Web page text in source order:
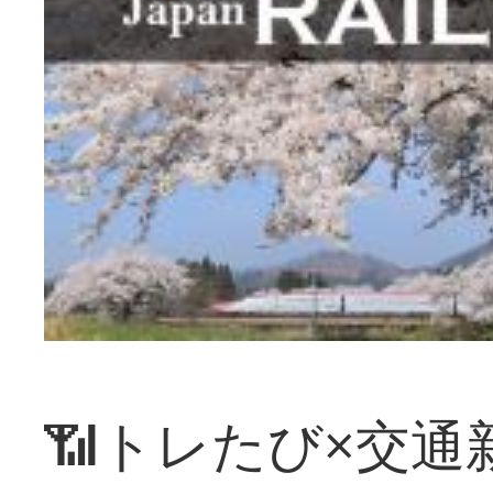
📶トレたび×交通